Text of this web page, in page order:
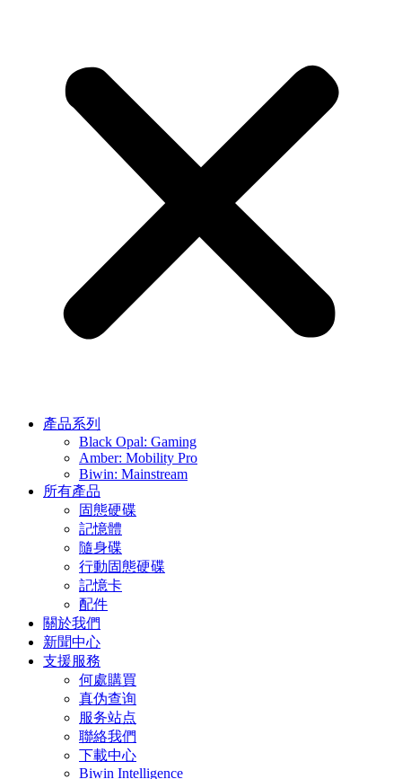
產品系列
Black Opal: Gaming
Amber: Mobility Pro
Biwin: Mainstream
所有產品
固態硬碟
記憶體
隨身碟
行動固態硬碟
記憶卡
配件
關於我們
新聞中心
支援服務
何處購買
真伪查询
服务站点
聯絡我們
下載中心
Biwin Intelligence